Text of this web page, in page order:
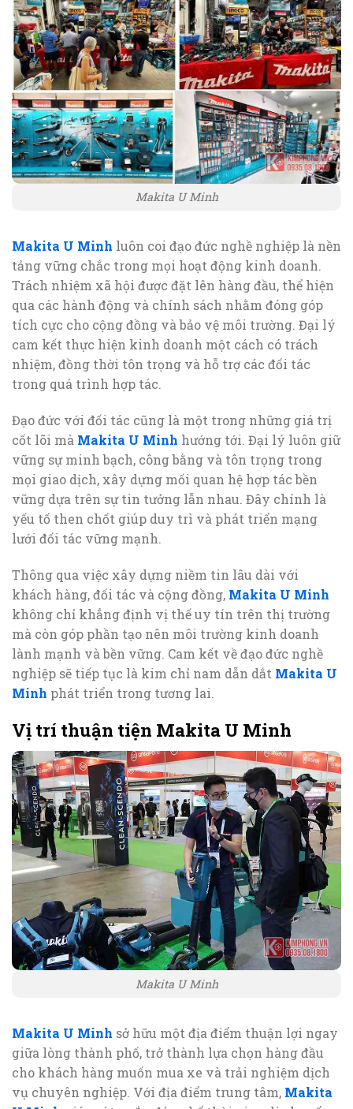
Makita U Minh
Makita U Minh luôn coi đạo đức nghề nghiệp là nền
tảng vững chắc trong mọi hoạt động kinh doanh.
Trách nhiệm xã hội được đặt lên hàng đầu, thể hiện
qua các hành động và chính sách nhằm đóng góp
tích cực cho cộng đồng và bảo vệ môi trường. Đại lý
cam kết thực hiện kinh doanh một cách có trách
nhiệm, đồng thời tôn trọng và hỗ trợ các đối tác
trong quá trình hợp tác.
Đạo đức với đối tác cũng là một trong những giá trị
cốt lõi mà Makita U Minh hướng tới. Đại lý luôn giữ
vững sự minh bạch, công bằng và tôn trọng trong
mọi giao dịch, xây dựng mối quan hệ hợp tác bền
vững dựa trên sự tin tưởng lẫn nhau. Đây chính là
yếu tố then chốt giúp duy trì và phát triển mạng
lưới đối tác vững mạnh.
Thông qua việc xây dựng niềm tin lâu dài với
khách hàng, đối tác và cộng đồng, Makita U Minh
không chỉ khẳng định vị thế uy tín trên thị trường
mà còn góp phần tạo nên môi trường kinh doanh
lành mạnh và bền vững. Cam kết về đạo đức nghề
nghiệp sẽ tiếp tục là kim chỉ nam dẫn dắt Makita U
Minh phát triển trong tương lai.
Vị trí thuận tiện Makita U Minh
Makita U Minh
Makita U Minh sở hữu một địa điểm thuận lợi ngay
giữa lòng thành phố, trở thành lựa chọn hàng đầu
cho khách hàng muốn mua xe và trải nghiệm dịch
vụ chuyên nghiệp. Với địa điểm trung tâm, Makita